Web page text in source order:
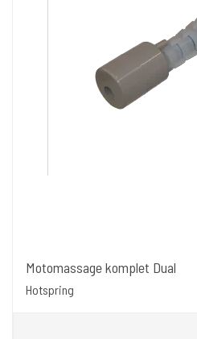
Motomassage komplet Dual
Hotspring